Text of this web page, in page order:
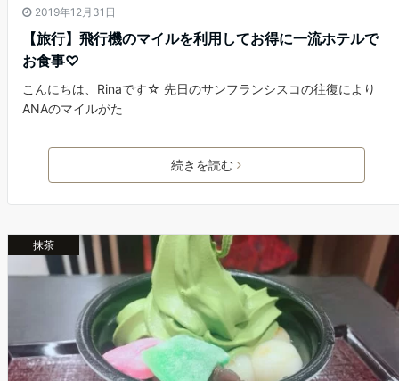
2019年12月31日
【旅行】飛行機のマイルを利用してお得に一流ホテルで
お食事♡
こんにちは、Rinaです☆ 先日のサンフランシスコの往復により
ANAのマイルがた
続きを読む
抹茶